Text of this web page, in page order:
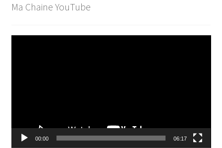
Ma Chaine YouTube
00:00 06:17